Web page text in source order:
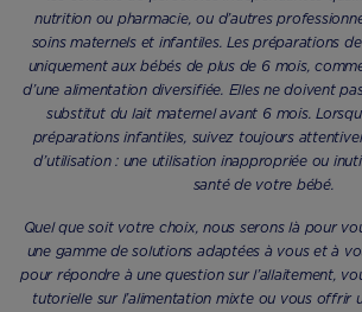
nutrition ou pharmacie, ou d’autres
soins maternels et infantiles. Les préparations
uniquement aux bébés de plus de 6 mois,
d’une alimentation diversifiée. Elles ne doivent
substitut du lait maternel avant 6 mois.
préparations infantiles, suivez toujours
d’utilisation : une utilisation inappropriée ou
santé de votre bébé.
Quel que soit votre choix, nous serons là pour
une gamme de solutions adaptées à vous et à
pour répondre à une question sur l’allaitement,
tutorielle sur l’alimentation mixte ou vous offrir